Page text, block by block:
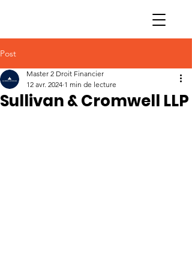
Post
Sullivan & Cromwell LLP
Master 2 Droit Financier
12 avr. 2024 1 min de lecture